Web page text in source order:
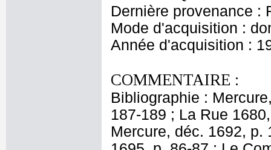
Dernière provenance :
Mode d'acquisition :
Année d'acquisition :
COMMENTAIRE :
Bibliographie :
187-189 ; La Rue
Mercure, déc. 1692, p.